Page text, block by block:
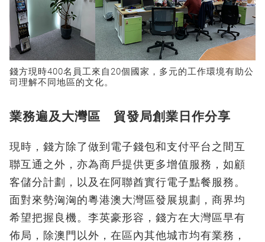
錢方現時400名員工來自20個國家，多元的工作環境有助公
司理解不同地區的文化。
業務遍及大灣區 貿發局創業日作分享
現時，錢方除了做到電子錢包和支付平台之間互
聯互通之外，亦為商戶提供更多增值服務，如顧
客儲分計劃，以及在阿聯酋實行電子點餐服務。
面對來勢洶洶的粵港澳大灣區發展規劃，商界均
希望把握良機。李英豪形容，錢方在大灣區早有
佈局，除澳門以外，在區內其他城市均有業務，